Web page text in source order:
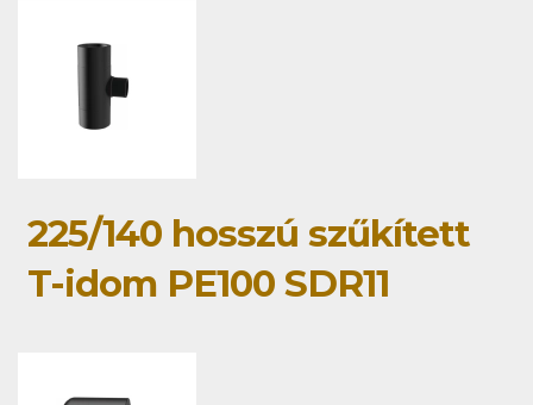
225/140 hosszú szűkített
T-idom PE100 SDR11